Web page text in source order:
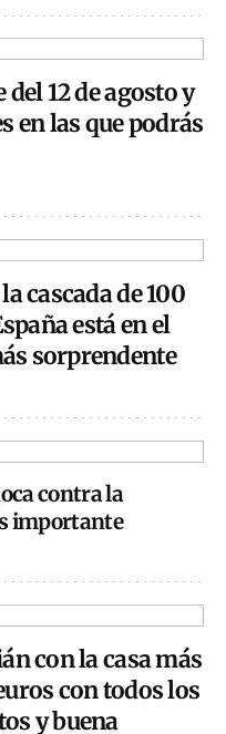
12 de agosto y
en las que podrás
cascada de 100
está en el
sorprendente
contra la
importante
con la casa más
con todos los
y buena